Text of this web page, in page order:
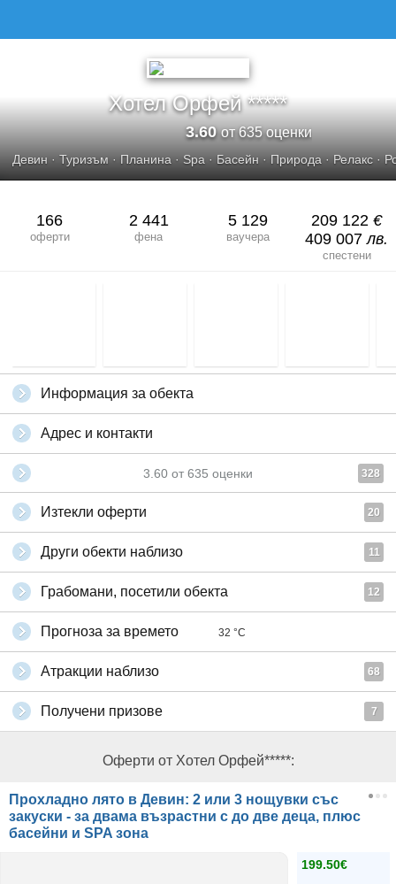
Хотел Орфей *****
3.60от 635 оценки
Девин · Туризъм · Планина · Spa · Басейн · Природа · Релакс ·
166
оферти
2 441
фена
5 129
ваучера
209 122 €
409 007лв.
спестени
Информация за обекта
Адрес и контакти
3.60 от 635 оценки 328
Изтекли оферти 20
Други обекти наблизо 11
Грабомани, посетили обекта 12
Прогноза за времето 32 °C
Атракции наблизо 68
Получени призове 7
Оферти от Хотел Орфей*****:
Прохладно лято в Девин: 2 или 3 нощувки със
закуски - за двама възрастни с до две деца, плюс
басейни и SPA зона
199.50€